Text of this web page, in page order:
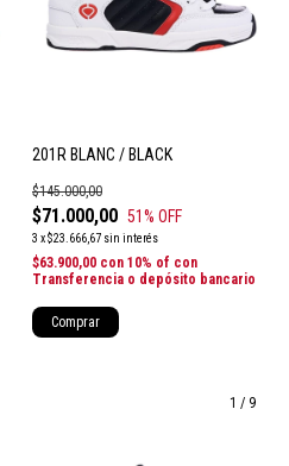
201R BLANC / BLACK
$71.000,00
$145.000,00
51% OFF
3 x$23.666,67 sin interés
$63.900,00 con 10% of con
Transferencia o depósito bancario
Comprar
1 / 9